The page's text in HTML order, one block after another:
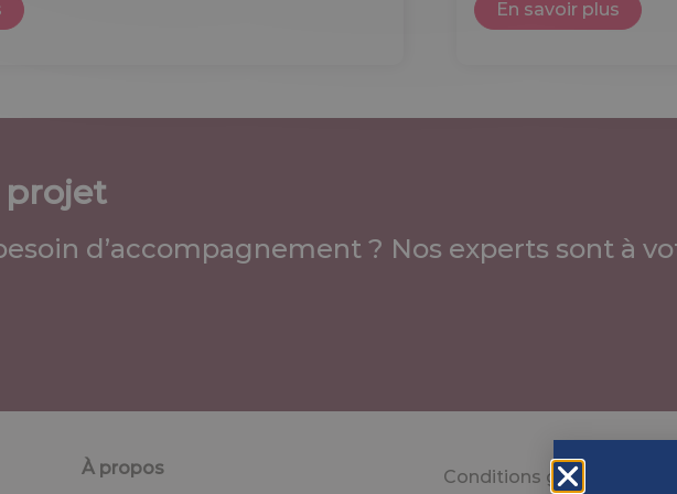
En savoir plus
projet
d’accompagnement ? Nos experts sont à
À propos Conditions générales